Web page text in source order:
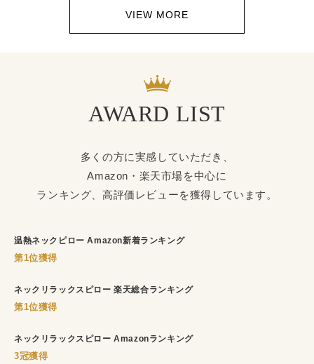
VIEW MORE
AWARD LIST
多くの方に実感していただき、
Amazon・楽天市場を中心に
ランキング、高評価レビューを獲得しています。
温熱ネックピロー Amazon新着ランキング
第1位獲得
ネックリラックスピロー 楽天総合ランキング
第1位獲得
ネックリラックスピロー Amazonランキング
3冠獲得